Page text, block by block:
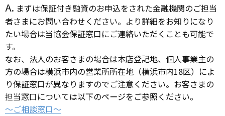
A. まずは保証付き融資のお申込をされた金融機関のご担当
者さまにお問い合わせください。より詳細をお知りになり
たい場合は当協会保証窓口にご連絡いただくことも可能で
す。
なお、法人のお客さまの場合は本店登記地、個人事業主の
方の場合は横浜市内の営業所所在地（横浜市内18区）によ
り保証窓口が異なりますのでご注意ください。お客さまの
担当窓口については以下のページをご参照ください。
～ご相談窓口～